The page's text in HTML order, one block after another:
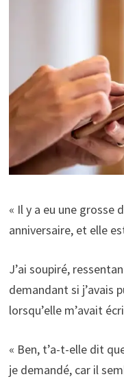
« Il y a eu une grosse
anniversaire, et elle
J’ai soupiré,
demandant si j’avais
lorsqu’elle m’avait
« Ben, t’a-t-elle dit
je demandé, car il